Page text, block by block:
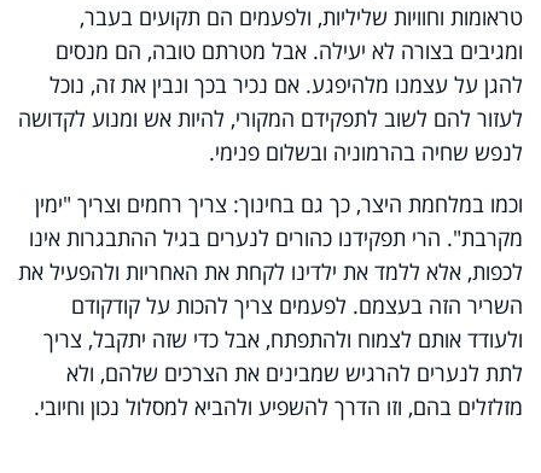
טראומות וחוויות שליליות, ולפעמים הם תקועים בעבר,
ומגיבים בצורה לא יעילה. אבל מטרתם טובה, הם מנסים
להגן על עצמנו מלהיפגע. אם נכיר בכך ונבין את זה, נוכל
לעזור להם לשוב לתפקידם המקורי, להיות אש ומנוע לקדושה
לנפש שחיה בהרמוניה ובשלום פנימי.
וכמו במלחמת היצר, כך גם בחינוך: צריך רחמים וצריך "ימין
מקרבת". הרי תפקידנו כהורים לנערים בגיל ההתבגרות אינו
לכפות, אלא ללמד את ילדינו לקחת את האחריות ולהפעיל את
השריר הזה בעצמם. לפעמים צריך להכות על קודקודם
ולעודד אותם לצמוח ולהתפתח, אבל כדי שזה יתקבל, צריך
לתת לנערים להרגיש שמבינים את הצרכים שלהם, ולא
מזלזלים בהם, וזו הדרך להשפיע ולהביא למסלול נכון וחיובי.